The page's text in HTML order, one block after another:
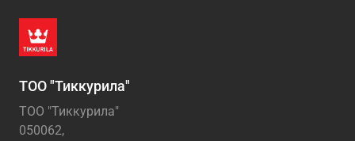
ТОО "Тиккурила"
ТОО "Тиккурила"
050062,